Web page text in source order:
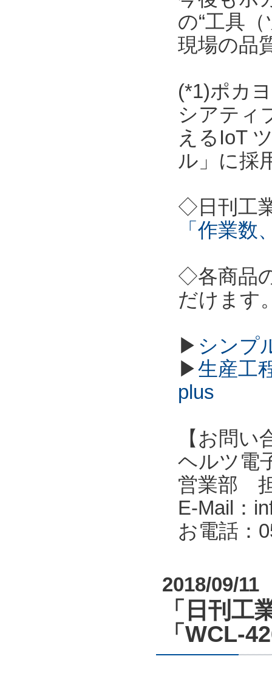
の“工具
現場の品
(*1)ポカ
シアティ
えるIoT
ル」に採
◇日刊工
「作業
◇各商品
だけます
▶ シンプ
▶生産工
plus
【お問い
ヘルツ電
営業部
E-Mail：
お電話：
2018/09/11
「日刊工
「WCL-